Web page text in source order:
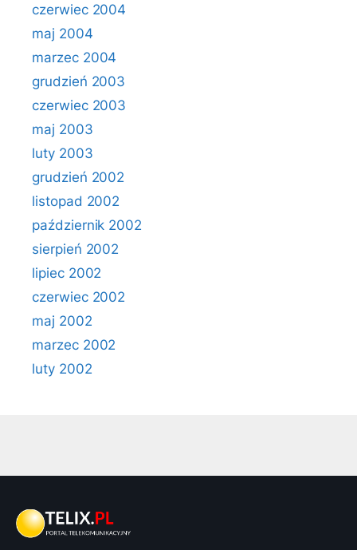
czerwiec 2004
maj 2004
marzec 2004
grudzień 2003
czerwiec 2003
maj 2003
luty 2003
grudzień 2002
listopad 2002
październik 2002
sierpień 2002
lipiec 2002
czerwiec 2002
maj 2002
marzec 2002
luty 2002